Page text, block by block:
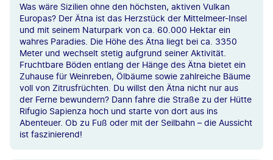
Was wäre Sizilien ohne den höchsten, aktiven Vulkan
Europas? Der Ätna ist das Herzstück der Mittelmeer-Insel
und mit seinem Naturpark von ca. 60.000 Hektar ein
wahres Paradies. Die Höhe des Ätna liegt bei ca. 3350
Meter und wechselt stetig aufgrund seiner Aktivität.
Fruchtbare Böden entlang der Hänge des Ätna bietet ein
Zuhause für Weinreben, Ölbäume sowie zahlreiche Bäume
voll von Zitrusfrüchten. Du willst den Ätna nicht nur aus
der Ferne bewundern? Dann fahre die Straße zu der Hütte
Rifugio Sapienza hoch und starte von dort aus ins
Abenteuer. Ob zu Fuß oder mit der Seilbahn – die Aussicht
ist faszinierend!